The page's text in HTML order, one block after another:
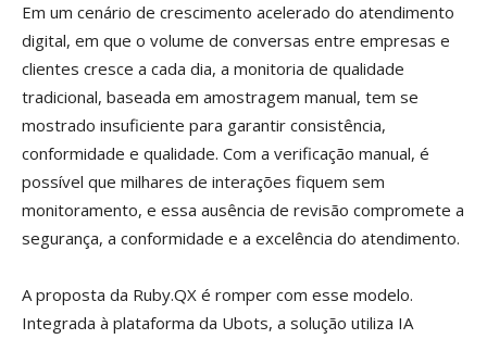
Em um cenário de crescimento acelerado do atendimento
digital, em que o volume de conversas entre empresas e
clientes cresce a cada dia, a monitoria de qualidade
tradicional, baseada em amostragem manual, tem se
mostrado insuficiente para garantir consistência,
conformidade e qualidade. Com a verificação manual, é
possível que milhares de interações fiquem sem
monitoramento, e essa ausência de revisão compromete a
segurança, a conformidade e a excelência do atendimento.
A proposta da Ruby.QX é romper com esse modelo.
Integrada à plataforma da Ubots, a solução utiliza IA